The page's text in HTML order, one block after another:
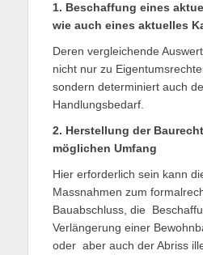
1. Beschaffung eines
wie auch eines aktuelles
Deren vergleichende
nicht nur zu
sondern determiniert auch
Handlungsbedarf.
2. Herstellung der
möglichen Umfang
Hier erforderlich sein kann
Massnahmen zum
Bauabschluss, die
Verlängerung einer
oder aber auch der Abriss